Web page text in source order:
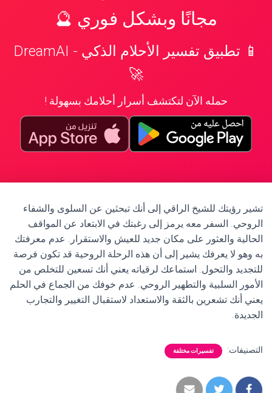
مجانًا وبشكل فوري 🔮
📱 تطبيق تفسير الأحلام الذكي - DreamAI
🚀
حمله الآن لتكتشف أسرار أحلامك بسهولة !
تشير رؤيتك للشيخ الراقي إلى أنك تبحثين عن السلوى والشفاء
الروحي. السفر معه يرمز إلى رغبتك في الابتعاد عن المواقف
الحالية والعثور على مكان جديد للعيش والاستقرار. عدم معرفتك
به وهو لا يعرفك يشير إلى أن هذه الرحلة الروحية قد تكون فرصة
للتجديد والتحول. استماعك لرقياته يعني أنك تسعين للتخلص من
الأمور السلبية والتطهير الروحي. عدم خوفك من الجماع في الحلم
يعني أنك تشعرين بالثقة والاستعداد لاستقبال التغيير والتجارب
الجديدة.
التصنيفات: تفسيرات مختلفة